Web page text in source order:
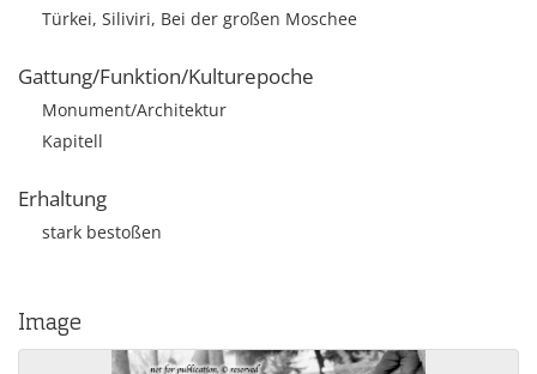
Türkei, Siliviri, Bei der großen Moschee
Gattung/Funktion/Kulturepoche
Monument/Architektur
Kapitell
Erhaltung
stark bestoßen
Image